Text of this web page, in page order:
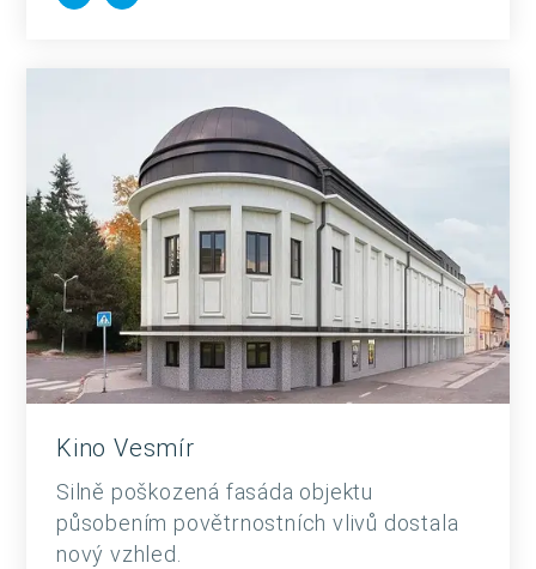
Kino Vesmír
Silně poškozená fasáda objektu
působením povětrnostních vlivů dostala
nový vzhled.